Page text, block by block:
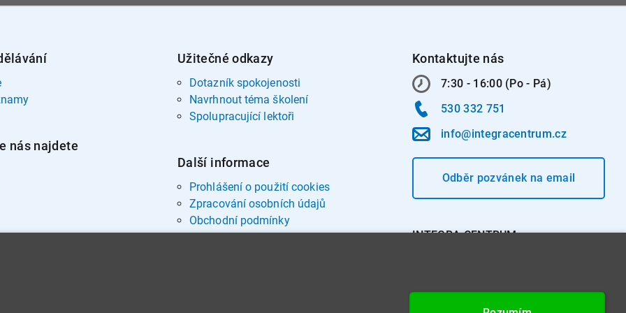
nás najdete
Užitečné odkazy
Dotazník spokojenosti
Navrhnout téma školení
Spolupracující lektoři
Další informace
Prohlášení o použití cookies
Zpracování osobních údajů
Obchodní podmínky
Kontaktujte nás
7:30 - 16:00 (Po - Pá)
530 332 751
info@integracentrum.cz
Odběr pozvánekna email
INTEGRA CENTRUM s.r.o.
IČ: 26234203